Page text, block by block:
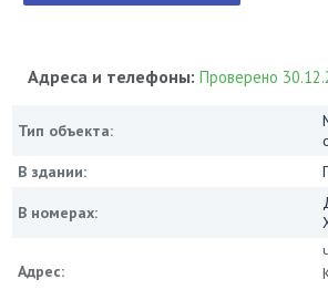
Адреса и телефоны:Проверено
Тип объекта:
В здании:
В номерах:
Адрес: